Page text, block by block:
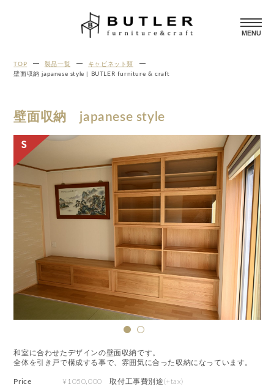
MENU
TOP 製品一覧
キャビネット類
壁面収納 japanese style | BUTLER furniture & craft
壁面収納 japanese style
和室に合わせたデザインの壁面収納です。
全体を引き戸で構成する事で、雰囲気に合った収納になっています。
Price
¥1050,000 取付工事費別途(+tax)